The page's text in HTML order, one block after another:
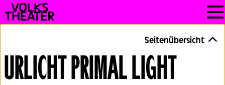
Skip
to
content
VOLKSTHEATER
WIEN
Seitenübersicht
URLICHT PRIMAL LIGHT